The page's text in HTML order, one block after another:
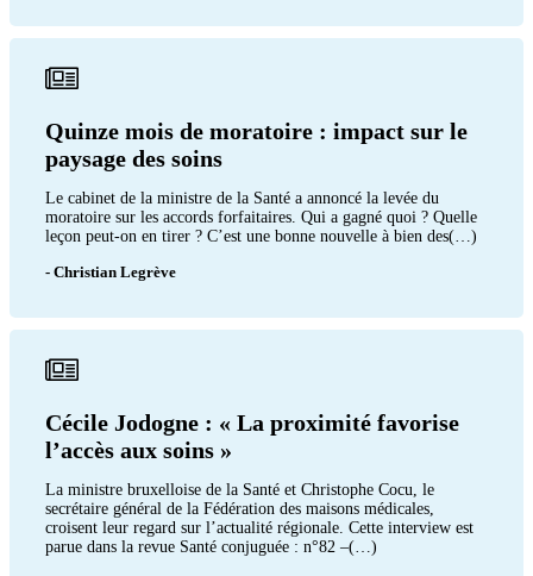
Quinze mois de moratoire : impact sur le
paysage des soins
Le cabinet de la ministre de la Santé a annoncé la levée du
moratoire sur les accords forfaitaires. Qui a gagné quoi ? Quelle
leçon peut-on en tirer ? C’est une bonne nouvelle à bien des(…)
- Christian Legrève
Cécile Jodogne : « La proximité favorise
l’accès aux soins »
La ministre bruxelloise de la Santé et Christophe Cocu, le
secrétaire général de la Fédération des maisons médicales,
croisent leur regard sur l’actualité régionale. Cette interview est
parue dans la revue Santé conjuguée : n°82 –(…)